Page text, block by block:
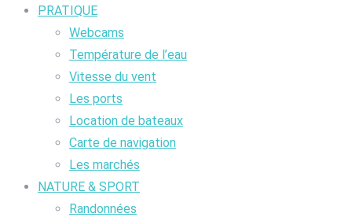
PRATIQUE
Webcams
Température de l’eau
Vitesse du vent
Les ports
Location de bateaux
Carte de navigation
Les marchés
NATURE & SPORT
Randonnées